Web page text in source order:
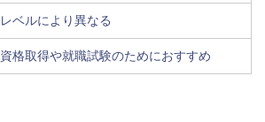
レベルにより異なる
資格取得や就職試験のためにおすすめ